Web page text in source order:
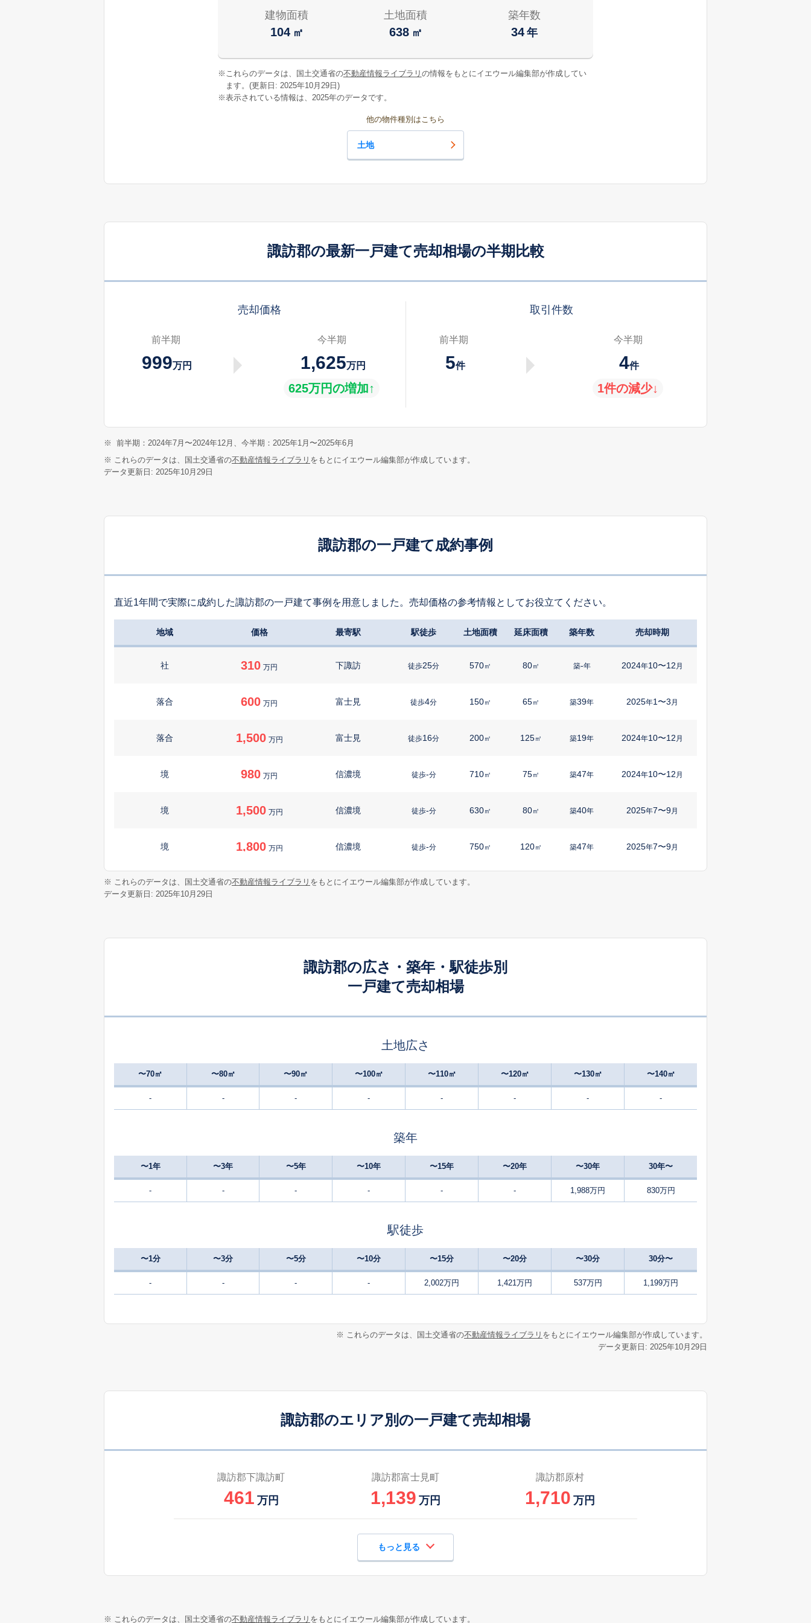
建物面積
104 ㎡
土地面積
638 ㎡
築年数
34 年
※ これらのデータは、国土交通省の不動産情報ライブラリ の情報をもとにイエウール編集部が作成してい
ます。(更新日: 2025年10月29日)
※表示されている情報は、2025年のデータです。
他の物件種別はこちら
土地
諏訪郡の最新一戸建て売却相場の半期比較
売却価格
前半期
999万円
今半期
1,625万円
625万円の増加↑
取引件数
前半期
5件
今半期
4件
1件の減少↓
※
前半期：2024年7月〜2024年12月、今半期：2025年1月〜2025年6月
※ これらのデータは、国土交通省の不動産情報ライブラリ をもとにイエウール編集部が作成しています。
データ更新日: 2025年10月29日
諏訪郡の一戸建て成約事例
直近1年間で実際に成約した諏訪郡の一戸建て事例を用意しました。売却価格の参考情報としてお役立てください。
地域 価格 最寄駅 駅徒歩 土地面積 延床面積 築年数 売却時期
社 310 万円 下諏訪 徒歩25分 570㎡ 80㎡ 築-年 2024年10〜12 月
落合 600 万円 富士見 徒歩4分 150㎡ 65㎡ 築39年 2025年1〜3 月
落合 1,500 万円 富士見 徒歩16分 200㎡ 125㎡ 築19年 2024年10〜12 月
境 980 万円 信濃境 徒歩-分 710㎡ 75㎡ 築47年 2024年10〜12 月
境 1,500 万円 信濃境 徒歩-分 630㎡ 80㎡ 築40年 2025年7〜9月
境 1,800 万円 信濃境 徒歩-分 750㎡ 120㎡ 築47年 2025年7〜9月
境 4,000 万円 信濃境 徒歩15分 1300
徒歩-分
※ これらのデータは、国土交通省の不動産情報ライブラリ をもとにイエウール編集部が作成しています。
データ更新日: 2025年10月29日
諏訪郡の広さ・築年・駅徒歩別
一戸建て売却相場
土地広さ
〜70㎡ 〜80㎡ 〜90㎡ 〜100㎡ 〜110㎡ 〜120㎡ 〜130㎡ 〜140㎡
- - - - - - - -
築年
〜1年 〜3年 〜5年 〜10年 〜15年 〜20年 〜30年 30年〜
- - - - - - 1,988万円 830万円
駅徒歩
〜1分 〜3分 〜5分 〜10分 〜15分 〜20分 〜30分 30分〜
- - - - 2,002万円 1,421万円 537万円 1,199万円
※ これらのデータは、国土交通省の不動産情報ライブラリ をもとにイエウール編集部が作成しています。
データ更新日: 2025年10月29日
諏訪郡のエリア別の一戸建て売却相場
諏訪郡下諏訪町
461 万円
諏訪郡富士見町
1,139 万円
諏訪郡原村
1,710 万円
もっと見る
※ これらのデータは、国土交通省の不動産情報ライブラリ をもとにイエウール編集部が作成しています。